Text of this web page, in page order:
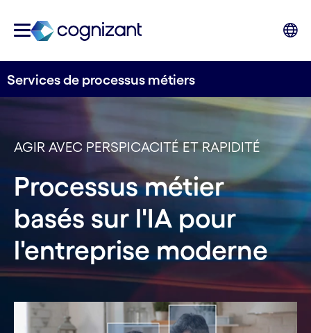
Services de processus métiers
AGIR AVEC PERSPICACITÉ ET RAPIDITÉ
Processus métier
basés sur l'IA pour
l'entreprise moderne
Carousel starts